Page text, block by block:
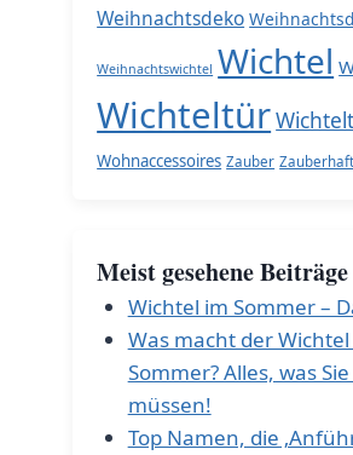
Weihnachtsdeko
Weihnachtswichtel Wichtel
Wichteltür
Wohnaccessoires Zauber Zauberhaft
Meist gesehene Beiträge
Wichtel im Sommer –
Was macht der
Sommer? Alles, was
müssen!
Top Namen, die